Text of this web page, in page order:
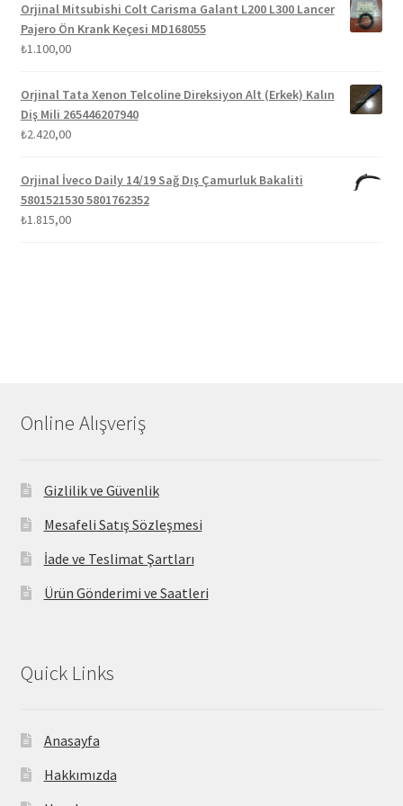
Orjinal Mitsubishi Colt Carisma Galant L200 L300 Lancer
Pajero Ön Krank Keçesi MD168055
₺1.100,00
Orjinal Tata Xenon Telcoline Direksiyon Alt (Erkek) Kalın
Diş Mili 265446207940
₺2.420,00
Orjinal İveco Daily 14/19 Sağ Dış Çamurluk Bakaliti
5801521530 5801762352
₺1.815,00
Online Alışveriş
Gizlilik ve Güvenlik
Mesafeli Satış Sözleşmesi
İade ve Teslimat Şartları
Ürün Gönderimi ve Saatleri
Quick Links
Anasayfa
Hakkımızda